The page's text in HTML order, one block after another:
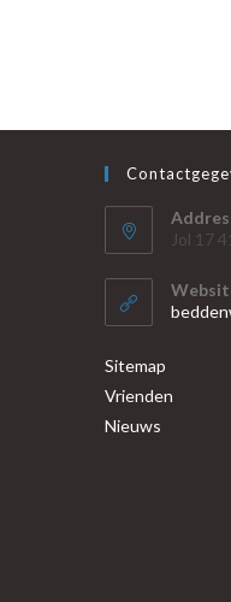
Jol 17
Sitemap
Vrienden
Nieuws